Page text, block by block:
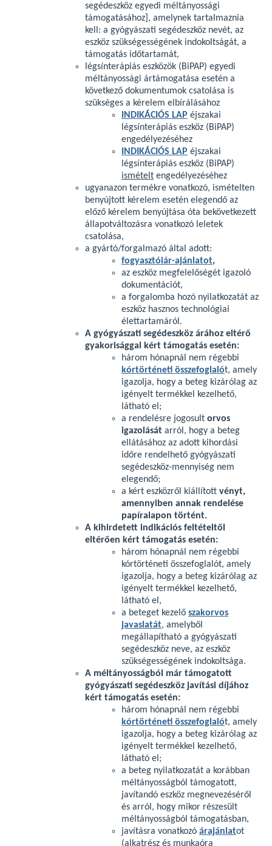
segédeszköz egyedi méltányossági
támogatásához], amelynek tartalmaznia
kell: a gyógyászati segédeszköz nevét, az
eszköz szükségességének indokoltságát, a
támogatás időtartamát,
légsínterápiás eszközök (BiPAP) egyedi
méltányossági ártámogatása esetén a
következő dokumentumok csatolása is
szükséges a kérelem elbírálásához
INDIKÁCIÓS LAP éjszakai
légsínterápiás eszköz (BiPAP)
engedélyezéséhez
INDIKÁCIÓS LAP éjszakai
légsínterápiás eszköz (BiPAP)
ismételt engedélyezéséhez
ugyanazon termékre vonatkozó, ismételten
benyújtott kérelem esetén elegendő az
előző kérelem benyújtása óta bekövetkezett
állapotváltozásra vonatkozó leletek
csatolása,
a gyártó/forgalmazó által adott:
fogyasztóiár-ajánlatot,
az eszköz megfelelőségét igazoló
dokumentációt,
a forgalomba hozó nyilatkozatát az
eszköz hasznos technológiai
élettartamáról.
A gyógyászati segédeszköz árához eltérő
gyakorisággal kért támogatás esetén:
három hónapnál nem régebbi
kórtörténeti összefoglalót, amely
igazolja, hogy a beteg kizárólag az
igényelt termékkel kezelhető,
látható el;
a rendelésre jogosult orvos
igazolását arról, hogy a beteg
ellátásához az adott kihordási
időre rendelhető gyógyászati
segédeszköz-mennyiség nem
elegendő;
a kért eszközről kiállított vényt,
amennyiben annak rendelése
papíralapon történt.
A kihirdetett indikációs feltételtől
eltérően kért támogatás esetén:
három hónapnál nem régebbi
kórtörténeti összefoglalót, amely
igazolja, hogy a beteg kizárólag az
igényelt termékkel kezelhető,
látható el,
a beteget kezelő szakorvos
javaslatát, amelyből
megállapítható a gyógyászati
segédeszköz neve, az eszköz
szükségességének indokoltsága.
A méltányosságból már támogatott
gyógyászati segédeszköz javítási díjához
kért támogatás esetén:
három hónapnál nem régebbi
kórtörténeti összefoglalót, amely
igazolja, hogy a beteg kizárólag az
igényelt termékkel kezelhető,
látható el;
a beteg nyilatkozatát a korábban
méltányosságból támogatott,
javítandó eszköz megnevezéséről
és arról, hogy mikor részesült
méltányosságból támogatásban,
javításra vonatkozó árajánlatot
(alkatrész és munkaóra